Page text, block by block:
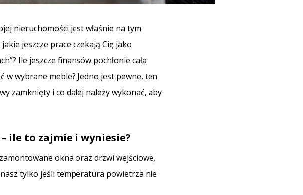
nieruchomości jest właśnie na tym
jeszcze prace czekają Cię jako
Ile jeszcze finansów pochłonie cała
w wybrane meble? Jedno jest pewne, ten
zamknięty i co dalej należy wykonać, aby
ile to zajmie i wyniesie?
okna oraz drzwi wejściowe,
tylko jeśli temperatura powietrza nie